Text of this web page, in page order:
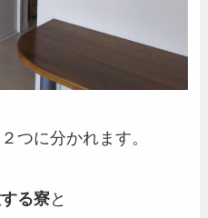
つに分かれます。
る寮と